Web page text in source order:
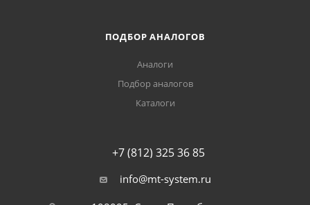
ПОДБОР АНАЛОГОВ
Аналоги
Подбор аналогов
Каталоги
+7 (812) 325 36 85
info@mt-system.ru